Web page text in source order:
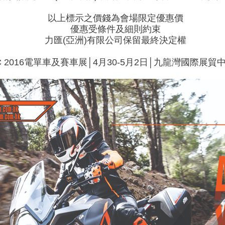
以上標示之價錢為會場限定優惠價
優惠受條件及細則約束
力匯(亞洲)有限公司保留最終決定權
2016電單車及賽車展│4月30-5月2日│九龍灣國際展貿